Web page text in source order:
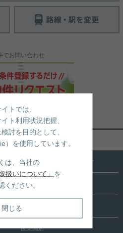
でお問い合わせ
トップへ戻る
買も賃貸も全店で承ります
根津店
後楽園店
トでは、
ト利用状況把握、
討を目的として、
）を使用しています。
は、当社の
扱いについて」 を
ください。
閉じる